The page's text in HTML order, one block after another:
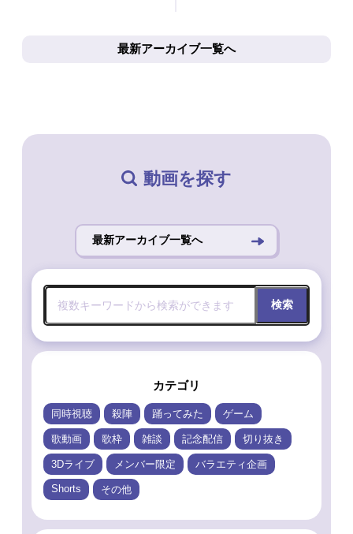
最新アーカイブ一覧へ
動画を探す
最新アーカイブ一覧へ
検索
カテゴリ
同時視聴 殺陣 踊ってみた ゲーム
歌動画 歌枠 雑談 記念配信 切り抜き
3Dライブ メンバー限定 バラエティ企画
Shorts その他